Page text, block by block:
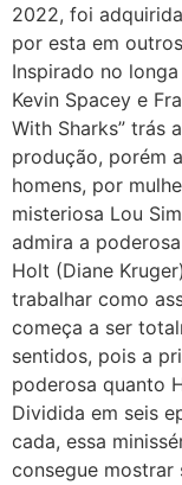
2022, foi
por esta em
Inspirado no
Kevin Spacey e
With Sharks” trás
produção, porém
homens, por
misteriosa Lou
admira a
Holt (Diane
trabalhar como
começa a ser
sentidos, pois a
poderosa quanto
Dividida em seis
cada, essa
consegue mostrar